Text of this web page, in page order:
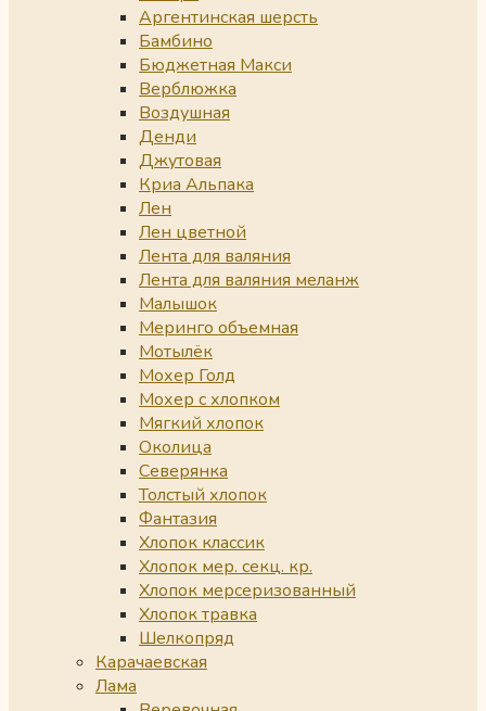
Аргентинская шерсть
Бамбино
Бюджетная Макси
Верблюжка
Воздушная
Денди
Джутовая
Криа Альпака
Лен
Лен цветной
Лента для валяния
Лента для валяния меланж
Малышок
Меринго объемная
Мотылёк
Мохер Голд
Мохер с хлопком
Мягкий хлопок
Околица
Северянка
Толстый хлопок
Фантазия
Хлопок классик
Хлопок мер. секц. кр.
Хлопок мерсеризованный
Хлопок травка
Шелкопряд
Карачаевская
Лама